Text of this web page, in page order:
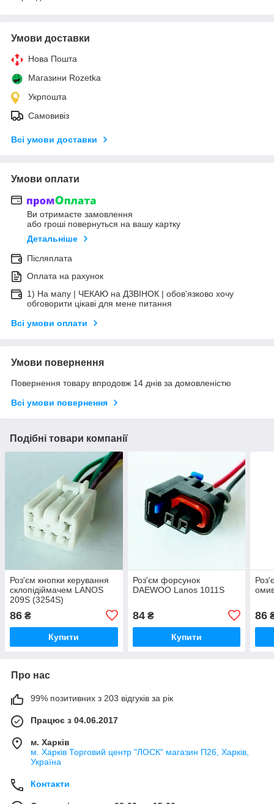
Умови доставки
Нова Пошта
Магазини Rozetka
Укрпошта
Самовивіз
Всі умови доставки
Умови оплати
Ви отримаєте замовлення
або гроші повернуться на вашу картку
Детальніше
Післяплата
Оплата на рахунок
1) На мапу | ЧЕКАЮ на ДЗВІНОК | обов'язково хочу
обговорити цікаві для мене питання
Всі умови оплати
Умови повернення
Повернення товару впродовж 14 днів за домовленістю
Всі умови повернення
Подібні товари компанії
Роз'єм кнопки керування
склопідіймачем LANOS
209S (3254S)
86 ₴
Купити
Роз'єм форсунок
DAEWOO Lanos 1011S
84₴
Купити
86
Про нас
99% позитивних з 203 відгуків за рік
Працює з 04.06.2017
м. Харків
м. Харків Торговий центр "ЛОСК" магазин П26, Харків,
Україна
Контакти